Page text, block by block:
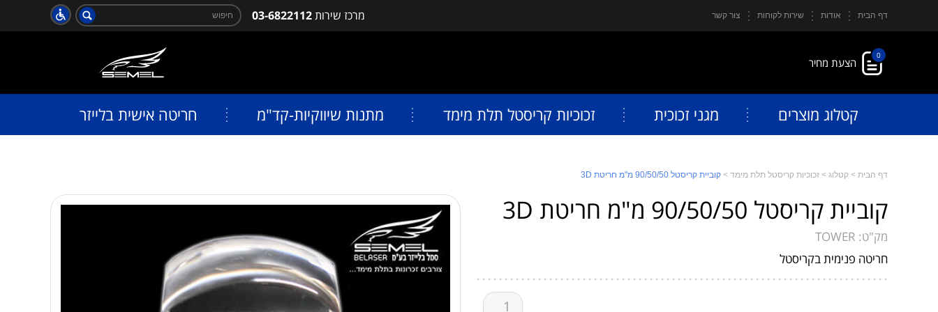
פתח תפריט נגישות
חפש:
חיפוש
מרכז שירות03-6822112 דף הבית אודות שירות לקוחות צור קשר
0
קטלוג מוצרים מגני זכוכית זכוכיות קריסטל תלת מימד מתנות שיווקיות-קד"מ חריטה אישית בלייזר
דף הבית > קטלוג > זכוכיות קריסטל תלת מימד > קוביית קריסטל 90/50/50 מ"מ חריטת 3D
קוביית קריסטל 90/50/50 מ"מ חריטת 3D
מק"ט: TOWER
חריטה פנימית בקריסטל
כמות